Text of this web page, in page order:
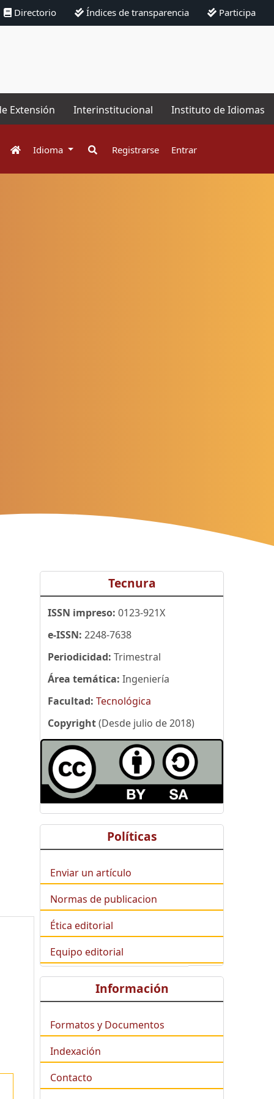
Directorio Índices de transparencia Participa
Extensión Interinstitucional Instituto de Idiomas
Idioma Registrarse Entrar
Tecnura
ISSN impreso: 0123-921X
e-ISSN: 2248-7638
Periodicidad: Trimestral
Área temática: Ingeniería
Facultad: Tecnológica
Copyright(Desde julio de 2018)
Políticas
Enviar un artículo
Normas de publicacion
Ética editorial
Equipo editorial
Información
Formatos y Documentos
Indexación
Contacto